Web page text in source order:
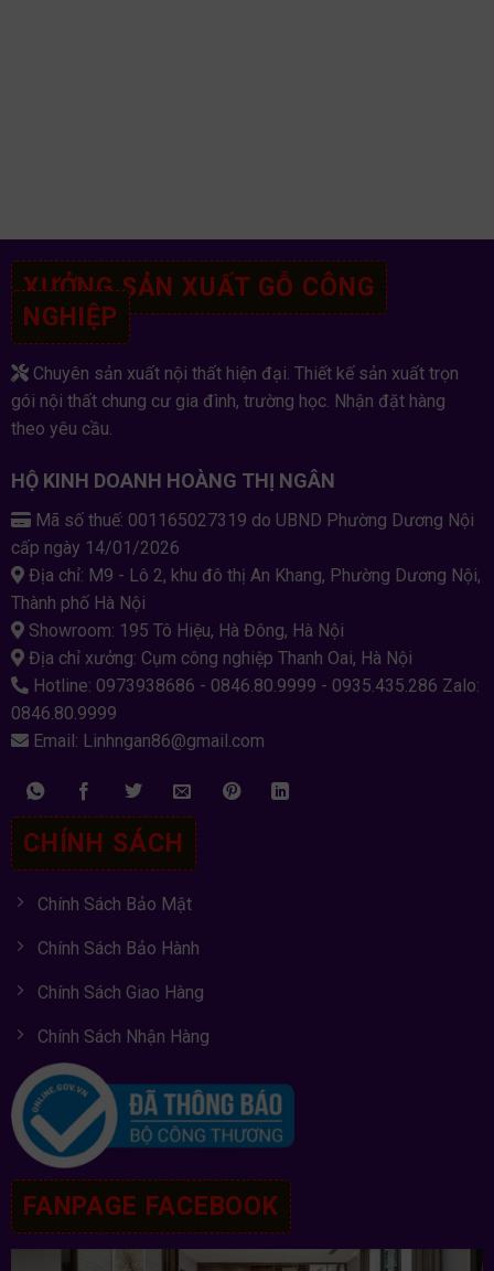
XƯỞNG SẢN XUẤT GỖ CÔNG
NGHIỆP
Chuyên sản xuất nội thất hiện đại. Thiết kế sản xuất trọn
gói nội thất chung cư gia đình, trường học. Nhận đặt hàng
theo yêu cầu.
HỘ KINH DOANH HOÀNG THỊ NGÂN
Mã số thuế: 001165027319 do UBND Phường Dương Nội
cấp ngày 14/01/2026
Địa chỉ: M9 - Lô 2, khu đô thị An Khang, Phường Dương Nội,
Thành phố Hà Nội
Showroom: 195 Tô Hiệu, Hà Đông, Hà Nội
Địa chỉ xưởng: Cụm công nghiệp Thanh Oai, Hà Nội
Hotline: 0973938686 - 0846.80.9999 - 0935.435.286 Zalo:
0846.80.9999
Email: Linhngan86@gmail.com
CHÍNH SÁCH
Chính Sách Bảo Mật
Chính Sách Bảo Hành
Chính Sách Giao Hàng
Chính Sách Nhận Hàng
FANPAGE FACEBOOK